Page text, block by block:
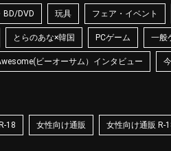
BD/DVD 玩具 フェア・イベント
とらのあな×韓国 PCゲーム 一般
ビーオーサム）インタビュー
18 女性向け通販 女性向け通販 R-